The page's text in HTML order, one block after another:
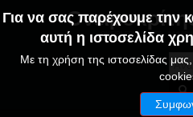
ΟΝΕΙΡΑ ΕΡΜΗΝΕΙΕΣ -
Για να σας παρέχουμε την
αυτή η ιστοσελίδα
Με τη χρήση της ιστοσελίδας